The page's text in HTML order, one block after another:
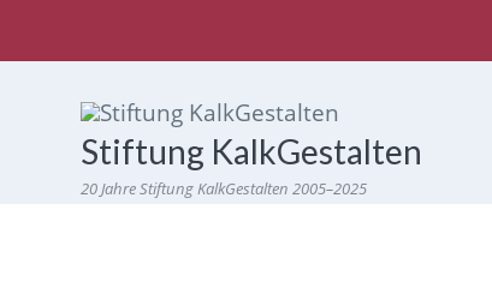
Stiftung KalkGestalten
20 Jahre Stiftung KalkGestalten 2005–2025